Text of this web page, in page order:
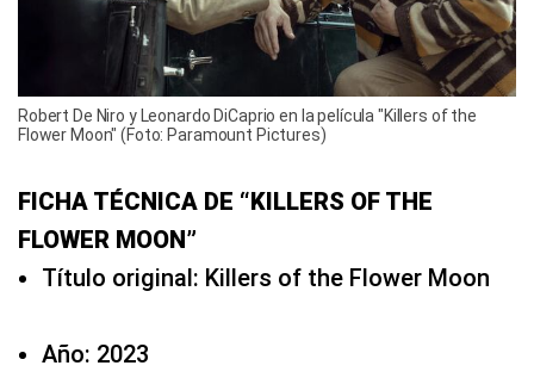
Robert De Niro y Leonardo DiCaprio en la película "Killers of the
Flower Moon" (Foto: Paramount Pictures)
FICHA TÉCNICA DE “KILLERS OF THE
FLOWER MOON”
Título original: Killers of the Flower Moon
Año: 2023